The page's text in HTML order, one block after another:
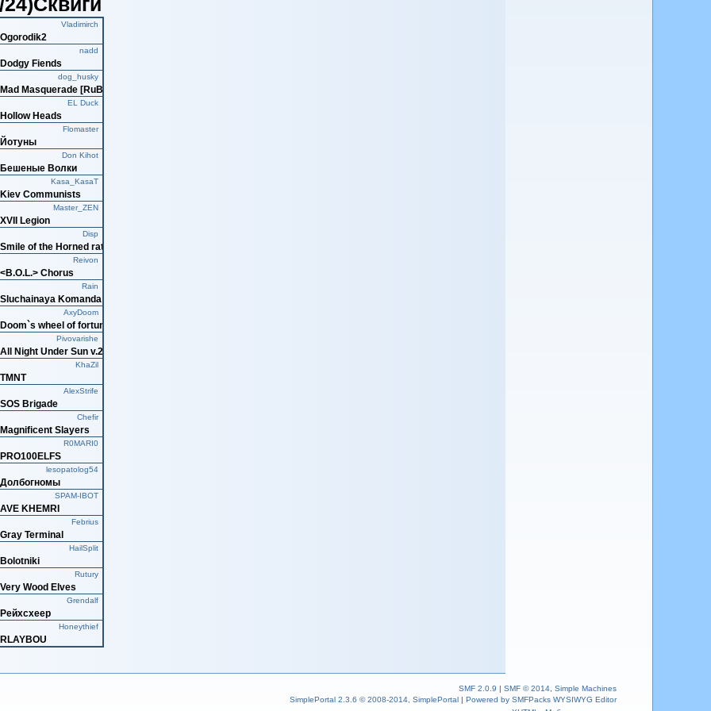
Artemushka
Kulakom po Bashke
Zlatoust runners
pauletto
-=Evil Mushrooms=-
The Clan Of The Goose
One Turn Paradox
Battle Bear
Emperor's Bears
_Vlad_
Los Conquistadores
TimX
Drunkergnom
Recine
Magna Mortalitas
REPORT
DMstuff
genosser
Le Cirque de Karakuri
Hell Pit Gladiators
KOMEDIANT
Spirits in the lamp
Vladimirch
Ogorodik2
nadd
Dodgy Fiends
dog_husky
Mad Masquerade [RuBBL]
EL Duck
Hollow Heads
Flomaster
Йотуны
Don Kihot
Бешеные Волки
Kasa_KasaT
Kiev Communists
Master_ZEN
XVII Legion
Disp
Smile of the Horned rat
Reivon
<B.O.L.> Chorus
Rain
Sluchainaya Komanda
AxyDoom
Doom`s wheel of fortune
Pivovarishe
All Night Under Sun v.2.0
KhaZil
ТМNТ
AlexStrife
SOS Brigade
Chefir
Magnificent Slayers
R0MARI0
PRO100ELFS
lesopatolog54
Долбогномы
SPAM-IBOT
AVE KHEMRI
Febrius
Gray Terminal
HailSplit
Bolotniki
Rutury
Very Wood Elves
Grendalf
Рейхсхеер
Honeythief
RLAYBOU
SMF 2.0.9 |SMF © 2014 ,Simple Machines
SimplePortal 2.3.6 © 2008-2014, SimplePortal |Powered by SMFPacks WYSIWYG Editor